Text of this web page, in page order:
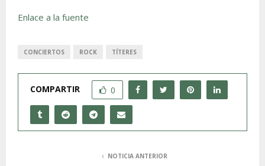
Enlace a la fuente
CONCIERTOS ROCK TÍTERES
COMPARTIR 0
NOTICIA ANTERIOR